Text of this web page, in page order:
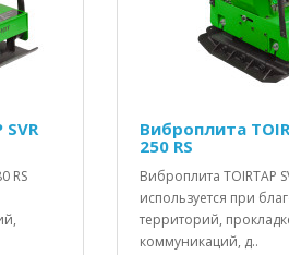
RS
Виброплита
250 RS
Виброплита TOIRTAP
используется при
территорий,
коммуникаций, д..